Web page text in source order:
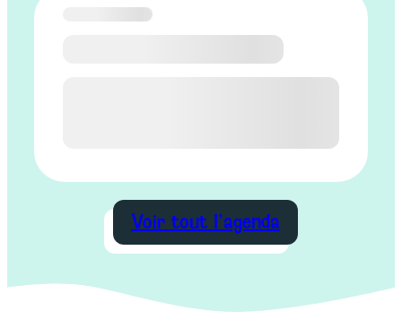
Voir tout l’agenda